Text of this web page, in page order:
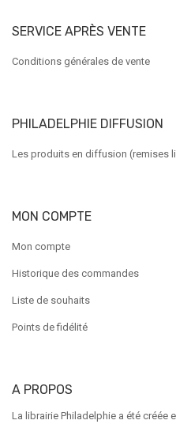
SERVICE APRÈS VENTE
Conditions générales de vente
PHILADELPHIE DIFFUSION
Les produits en diffusion (remises
MON COMPTE
Mon compte
Historique des commandes
Liste de souhaits
Points de fidélité
A PROPOS
La librairie Philadelphie a été créée